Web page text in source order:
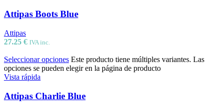
Attipas Boots Blue
Attipas
27.25 € IVA inc.
Seleccionar opciones Este producto tiene múltiples variantes. Las
opciones se pueden elegir en la página de producto
Vista rápida
Attipas Charlie Blue